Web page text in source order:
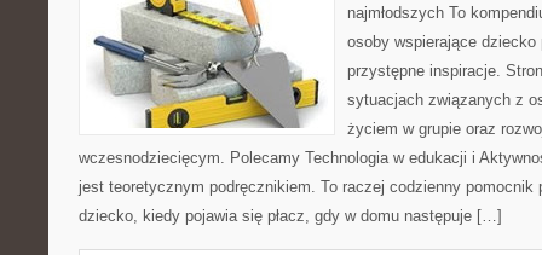
najmłodszych To
osoby wspierające dziecko
przystępne inspiracje.
sytuacjach związanych z
życiem w grupie oraz
wczesnodziecięcym. Polecamy Technologia w edukacji i
jest teoretycznym podręcznikiem. To raczej codzienny pomocnik
dziecko, kiedy pojawia się płacz, gdy w domu następuje […]